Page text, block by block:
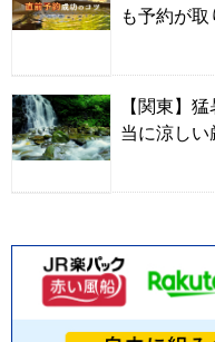
も予約が
【関東】
当に涼しい